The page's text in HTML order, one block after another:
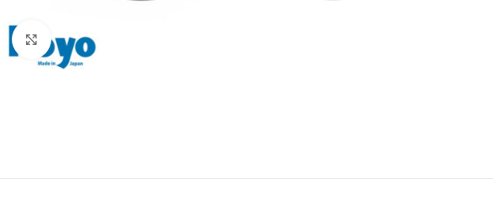
Büyütmek için tıklayın